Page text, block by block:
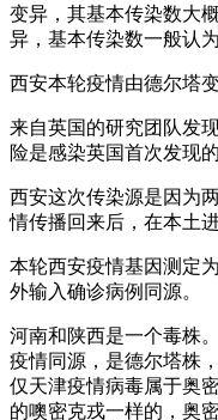
变异，其基本传染数大
异，基本传染数一般认
西安本轮疫情由德尔塔
来自英国的研究团队发
险是感染英国首次发现
西安这次传染源是因为
情传播回来后，在本土进
本轮西安疫情基因测定
外输入确诊病例同源。
河南和陕西是一个毒株
疫情同源，是德尔塔株
仅天津疫情病毒属于奥
的噢密克戎一样的，奥